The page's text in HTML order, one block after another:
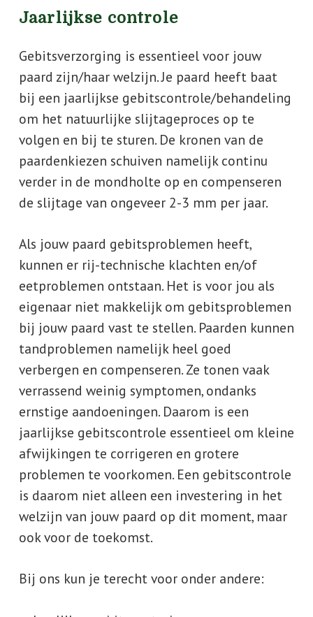
Jaarlijkse controle
Gebitsverzorging is essentieel voor jouw
paard zijn/haar welzijn. Je paard heeft baat
bij een jaarlijkse gebitscontrole/behandeling
om het natuurlijke slijtageproces op te
volgen en bij te sturen. De kronen van de
paardenkiezen schuiven namelijk continu
verder in de mondholte op en compenseren
de slijtage van ongeveer 2-3 mm per jaar.
Als jouw paard gebitsproblemen heeft,
kunnen er rij-technische klachten en/of
eetproblemen ontstaan. Het is voor jou als
eigenaar niet makkelijk om gebitsproblemen
bij jouw paard vast te stellen. Paarden kunnen
tandproblemen namelijk heel goed
verbergen en compenseren. Ze tonen vaak
verrassend weinig symptomen, ondanks
ernstige aandoeningen. Daarom is een
jaarlijkse gebitscontrole essentieel om kleine
afwijkingen te corrigeren en grotere
problemen te voorkomen. Een gebitscontrole
is daarom niet alleen een investering in het
welzijn van jouw paard op dit moment, maar
ook voor de toekomst.
Bij ons kun je terecht voor onder andere: